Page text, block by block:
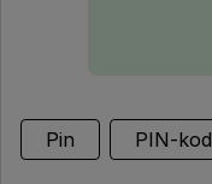
Pin PIN-kod